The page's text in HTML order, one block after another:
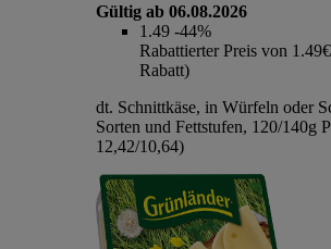
Gültig ab 06.08.2026
1.49 -44%
Rabattierter Preis von
Rabatt)
dt. Schnittkäse, in Würfeln oder
Sorten und Fettstufen, 120/140g
12,42/10,64)